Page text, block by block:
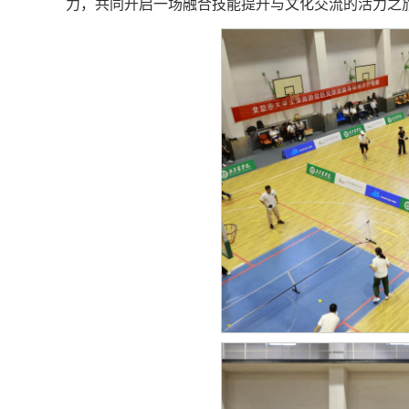
力，共同开启一场融合技能提升与文化交流的活力之